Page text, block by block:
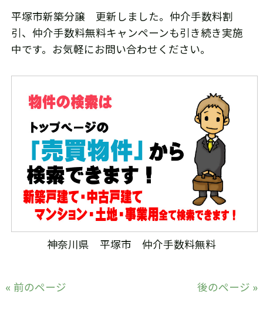
平塚市新築分譲 更新しました。仲介手数料割
引、仲介手数料無料キャンペーンも引き続き実施
中です。お気軽にお問い合わせください。
神奈川県 平塚市 仲介手数料無料
« 前のページ 後のページ »